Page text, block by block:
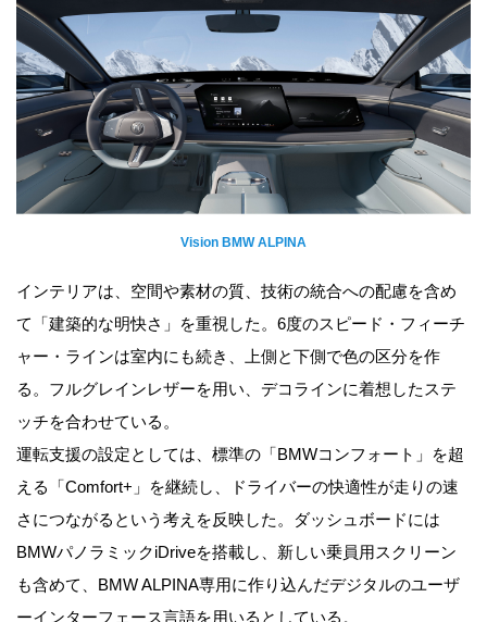
Vision BMW ALPINA
インテリアは、空間や素材の質、技術の統合への配慮を含め
て「建築的な明快さ」を重視した。6度のスピード・フィーチ
ャー・ラインは室内にも続き、上側と下側で色の区分を作
る。フルグレインレザーを用い、デコラインに着想したステ
ッチを合わせている。
運転支援の設定としては、標準の「BMWコンフォート」を超
える「Comfort+」を継続し、ドライバーの快適性が走りの速
さにつながるという考えを反映した。ダッシュボードには
BMWパノラミックiDriveを搭載し、新しい乗員用スクリーン
も含めて、BMW ALPINA専用に作り込んだデジタルのユーザ
ーインターフェース言語を用いるとしている。